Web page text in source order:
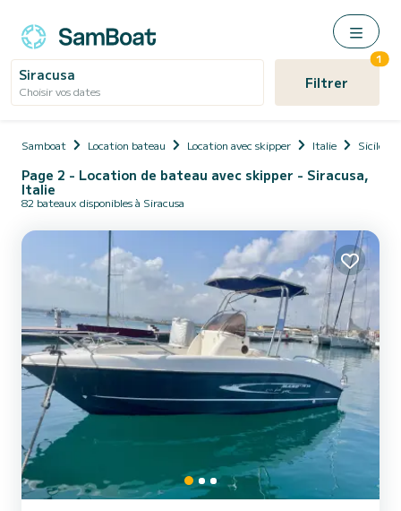
Siracusa
Choisir vos dates Filtrer
1
Samboat Location bateau Location avec skipper Italie Sicile
Page 2 - Location de bateau avec skipper - Siracusa,
Italie
82 bateaux disponibles à Siracusa